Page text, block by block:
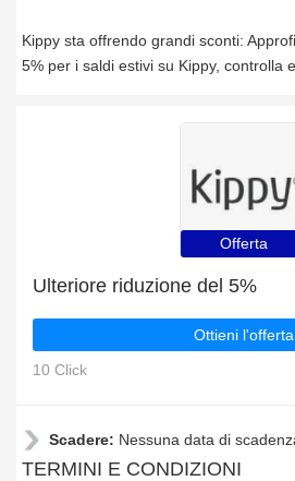
Kippy sta offrendo grandi sconti:
5% per i saldi estivi su Kippy, controlla
Offerta
Ulteriore riduzione del 5%
Ottieni l'offerta
10 Click
Scadere: Nessuna data di
TERMINI E CONDIZIONI